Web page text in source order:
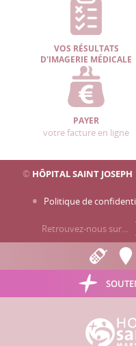
VOS RÉSULTATS
D'IMAGERIE MÉDICALE
PAYER
votre facture en ligne
© HÔPITAL SAINT JOSEPH
Politique de
Retrouvez-nous sur…